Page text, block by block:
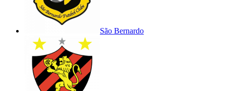
São Bernardo